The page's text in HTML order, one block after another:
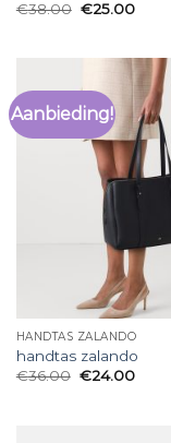
€38.00 €25.00
Aanbieding!
HANDTAS ZALANDO
handtas zalando
€36.00 €24.00